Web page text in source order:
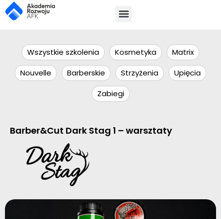
Wszystkie szkolenia Kosmetyka
Matrix
Nouvelle
Barberskie Strzyżenia
Upięcia
Zabiegi
Barber&Cut Dark Stag 1 – warsztaty